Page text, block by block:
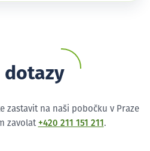
dotazy
zastavit na naši pobočku v Praze
zavolat +420 211 151 211 .